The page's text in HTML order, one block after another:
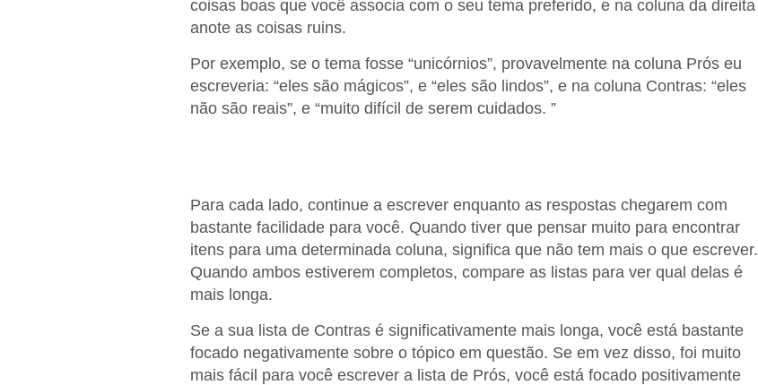
coisas boas que você associa com o seu tema preferido, e na coluna da direita
anote as coisas ruins.
Por exemplo, se o tema fosse “unicórnios”, provavelmente na coluna Prós eu
escreveria: “eles são mágicos”, e “eles são lindos”, e na coluna Contras: “eles
não são reais”, e “muito difícil de serem cuidados. ”
Para cada lado, continue a escrever enquanto as respostas chegarem com
bastante facilidade para você. Quando tiver que pensar muito para encontrar
itens para uma determinada coluna, significa que não tem mais o que escrever.
Quando ambos estiverem completos, compare as listas para ver qual delas é
mais longa.
Se a sua lista de Contras é significativamente mais longa, você está bastante
focado negativamente sobre o tópico em questão. Se em vez disso, foi muito
mais fácil para você escrever a lista de Prós, você está focado positivamente